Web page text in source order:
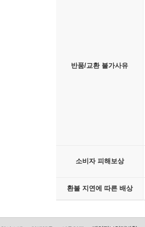
반품/교환 불가사유
소비자 피해보상
환불 지연에 따른 배상